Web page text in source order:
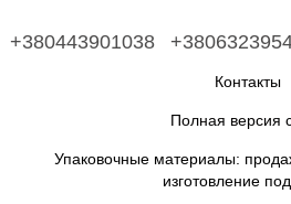
+380443901038
Контакты
Полная версия
Упаковочные материалы:
изготовление